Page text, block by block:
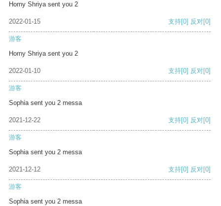
Horny Shriya sent you 2
2022-01-15 支持[0] 反对[0]
游客
Horny Shriya sent you 2
2022-01-10 支持[0] 反对[0]
游客
Sophia sent you 2 messa
2021-12-22 支持[0] 反对[0]
游客
Sophia sent you 2 messa
2021-12-12 支持[0] 反对[0]
游客
Sophia sent you 2 messa